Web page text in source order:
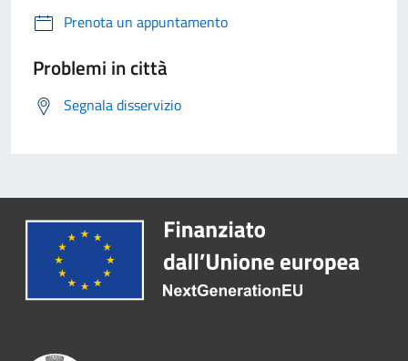
Prenota un appuntamento
Problemi in città
Segnala disservizio